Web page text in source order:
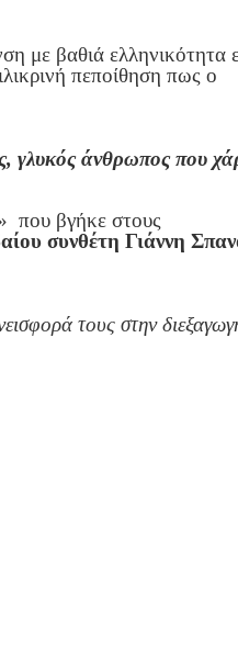
με βαθιά ελληνικότητα
πεποίθηση πως ο
γλυκός άνθρωπος που
που βγήκε στους
συνθέτη Γιάννη
τους στην